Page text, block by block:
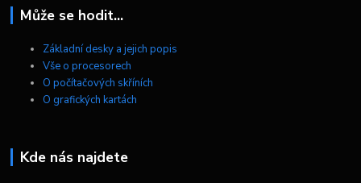
Může se hodit...
Základní desky a jejich popis
Vše o procesorech
O počítačových skříních
O grafických kartách
Kde nás najdete